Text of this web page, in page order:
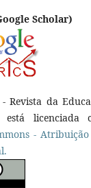
Scholar)
- Revista da
está licenciada
-